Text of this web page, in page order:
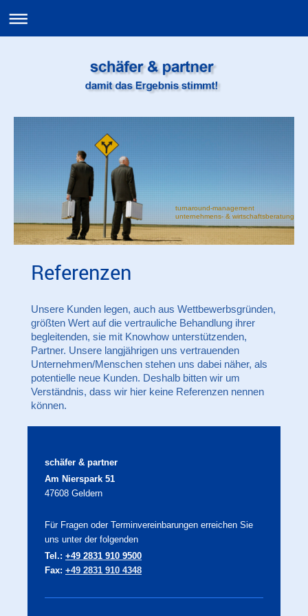
turnaround-management
unternehmens- & wirtschaftsberatung
Referenzen
Unsere Kunden legen, auch aus Wettbewerbsgründen,
größten Wert auf die vertrauliche Behandlung ihrer
begleitenden, sie mit Knowhow unterstützenden,
Partner. Unsere langjährigen uns vertrauenden
Unternehmen/Menschen stehen uns dabei näher, als
potentielle neue Kunden. Deshalb bitten wir um
Verständnis, dass wir hier keine Referenzen nennen
können.
schäfer & partner
Am Nierspark 51
47608 Geldern
Für Fragen oder Terminvereinbarungen erreichen Sie
uns unter der folgenden
Tel.: +49 2831 910 9500
Fax: +49 2831 910 4348